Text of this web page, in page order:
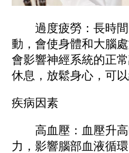
過度疲勞：長時間
動，會使身體和大腦
會影響神經系統的正
休息，放鬆身心，可
疾病因素
高血壓：血壓升高
力，影響腦部血液循